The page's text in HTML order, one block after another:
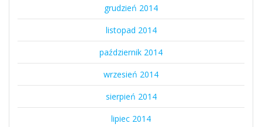
grudzień 2014
listopad 2014
październik 2014
wrzesień 2014
sierpień 2014
lipiec 2014